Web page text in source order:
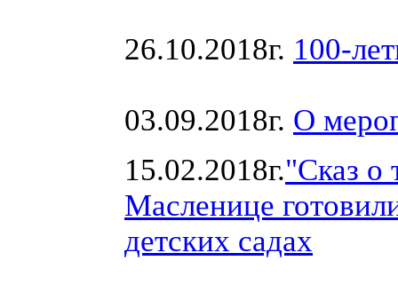
26.10.2018г. 100-
03.09.2018г. О
15.02.2018г."Сказ о
Масленице
детских садах